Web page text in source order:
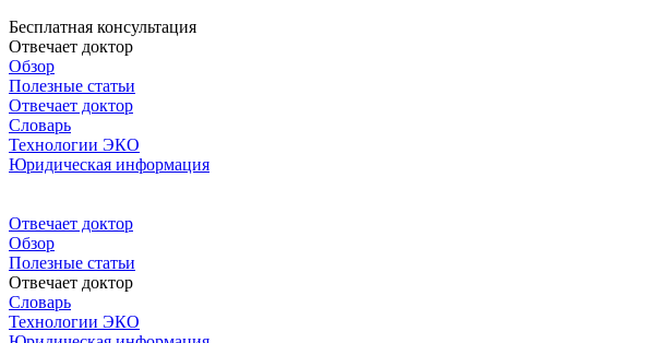
Бесплатная консультация
Отвечает доктор
Обзор
Полезные статьи
Отвечает доктор
Словарь
Технологии ЭКО
Юридическая информация
Отвечает доктор
Обзор
Полезные статьи
Отвечает доктор
Словарь
Технологии ЭКО